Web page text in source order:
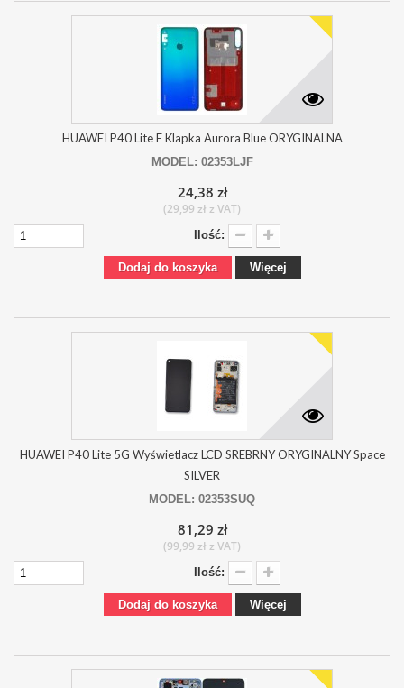
HUAWEI P40 Lite E Klapka Aurora Blue ORYGINALNA
MODEL: 02353LJF
24,38 zł
(29,99 zł z VAT)
Ilość:
Dodaj do koszyka Więcej
HUAWEI P40 Lite 5G Wyświetlacz LCD SREBRNY ORYGINALNY Space
SILVER
MODEL: 02353SUQ
81,29 zł
(99,99 zł z VAT)
Ilość:
Dodaj do koszyka Więcej